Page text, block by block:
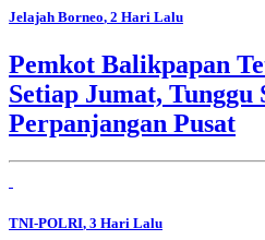
Jelajah Borneo, 2 Hari Lalu
Pemkot Balikpapan
Setiap Jumat, Tunggu
Perpanjangan Pusat
TNI-POLRI, 3 Hari Lalu